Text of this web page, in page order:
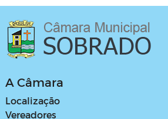
A Câmara
Localização
Vereadores